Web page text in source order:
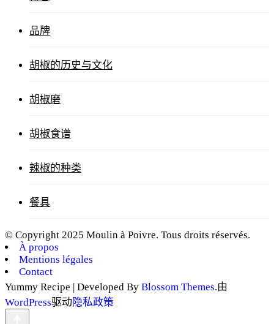
品牌
胡椒的历史与文化
胡椒磨
胡椒食谱
辣椒的种类
餐具
© Copyright 2025 Moulin à Poivre. Tous droits réservés.
À propos
Mentions légales
Contact
Yummy Recipe | Developed By Blossom Themes.由
WordPress驱动 隐私政策